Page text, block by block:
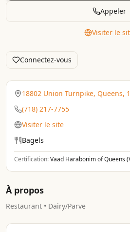
Appeler
Visiter le
Connectez-vous
18802 Union Turnpike, Queens,
(718) 217-7755
Visiter le site
Bagels
Certification:Vaad Harabonim of Queens
À propos
Restaurant • Dairy/Parve